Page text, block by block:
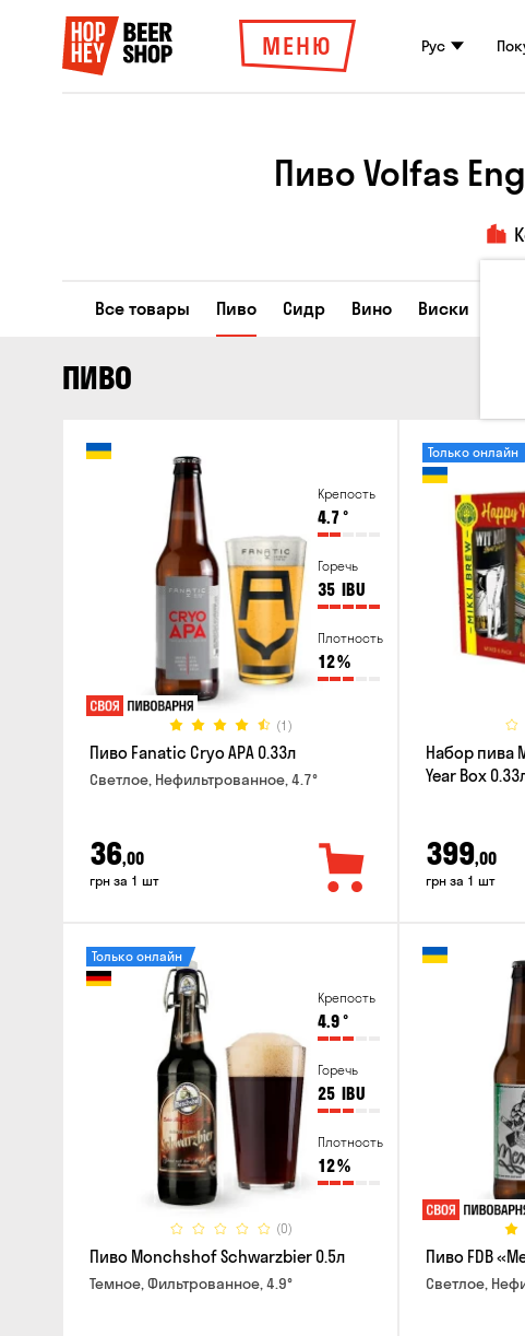
МЕНЮ Рус
Пиво Volfas
Все товары Пиво Сидр Вино Виски
ПИВО
Крепость
4.7°
Горечь
35 IBU
Плотность
12%
(1)
Пиво Fanatic Cryo APA 0.33л
Светлое, Нефильтрованное, 4.7°
36,00
грн за 1 шт
Только онлайн
Набор пива
Year Box
399,00
грн за 1 шт
Крепость
4.9°
Горечь
25 IBU
Плотность
12%
(0)
Только онлайн
Пиво Monchshof Schwarzbier 0.5л
Темное, Фильтрованное, 4.9°
Пиво FDB
Светлое,